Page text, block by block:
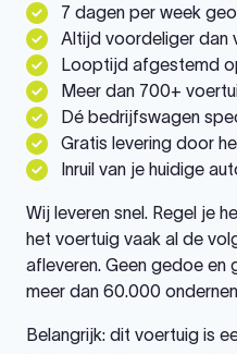
7 dagen per week
Altijd voordeliger dan
Looptijd afgestemd
Meer dan 700+
Dé bedrijfswagen
Gratis levering door
Inruil van je huidige
Wij leveren snel. Regel je
het voertuig vaak al de
afleveren. Geen gedoe en
meer dan 60.000
Belangrijk: dit voertuig is